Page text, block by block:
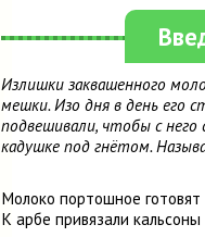
Излишки заквашенного
мешки. Изо дня в день его
подвешивали, чтобы с него
кадушке под гнётом.
Молоко портошное готовят
К арбе привязали